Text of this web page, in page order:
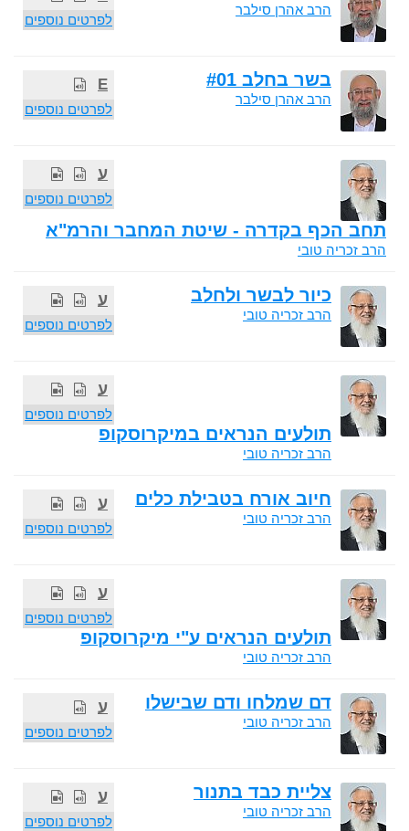
לפרטים נוספים
הרב אהרן סילבר
E
לפרטים נוספים
בשר בחלב #01
הרב אהרן סילבר
ע
לפרטים נוספים
תחב הכף בקדרה - שיטת המחבר והרמ"א
הרב זכריה טובי
ע
לפרטים נוספים
כיור לבשר ולחלב
הרב זכריה טובי
ע
לפרטים נוספים
תולעים הנראים במיקרוסקופ
הרב זכריה טובי
ע
לפרטים נוספים
חיוב אורח בטבילת כלים
הרב זכריה טובי
ע
לפרטים נוספים
תולעים הנראים ע"י מיקרוסקופ
הרב זכריה טובי
ע
לפרטים נוספים
דם שמלחו ודם שבישלו
הרב זכריה טובי
ע
לפרטים נוספים
צליית כבד בתנור
הרב זכריה טובי